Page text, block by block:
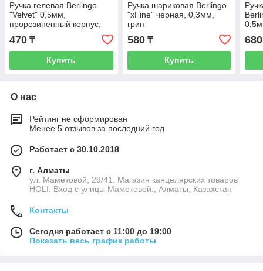
Ручка гелевая Berlingo
"Velvet" 0,5мм,
прорезиненный корпус,
черная
470 ₸
Купить
Ручка шариковая Berlingo
"xFine" черная, 0,3мм,
грип
580₸
Купить
680
О нас
Рейтинг не сформирован
Менее 5 отзывов за последний год
Работает с 30.10.2018
г. Алматы
ул. Маметовой, 29/41. Магазин канцелярских товаров
HOLI. Вход с улицы Маметовой., Алматы, Казахстан
Контакты
Сегодня работает с 11:00 до 19:00
Показать весь график работы